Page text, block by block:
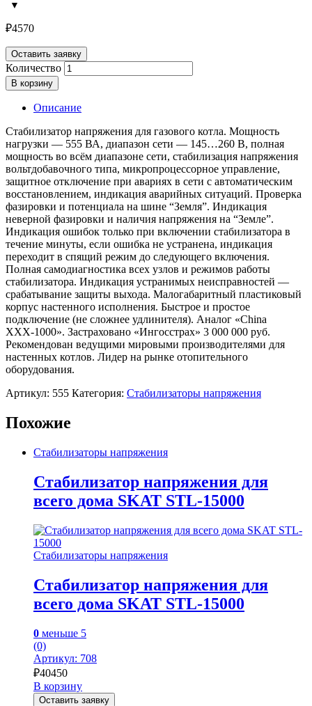
₽4570
Оставить заявку
Количество
В корзину
Описание
Стабилизатор напряжения для газового котла. Мощность
нагрузки — 555 ВА, диапазон сети — 145…260 В, полная
мощность во всём диапазоне сети, стабилизация напряжения
вольтдобавочного типа, микропроцессорное управление,
защитное отключение при авариях в сети с автоматическим
восстановлением, индикация аварийных ситуаций. Проверка
фазировки и потенциала на шине “Земля”. Индикация
неверной фазировки и наличия напряжения на “Земле”.
Индикация ошибок только при включении стабилизатора в
течение минуты, если ошибка не устранена, индикация
переходит в спящий режим до следующего включения.
Полная самодиагностика всех узлов и режимов работы
стабилизатора. Индикация устранимых неисправностей —
срабатывание защиты выхода. Малогабаритный пластиковый
корпус настенного исполнения. Быстрое и простое
подключение (не сложнее удлинителя). Аналог «China
ХХХ-1000». Застраховано «Ингосстрах» 3 000 000 руб.
Рекомендован ведущими мировыми производителями для
настенных котлов. Лидер на рынке отопительного
оборудования.
Артикул: 555 Категория: Стабилизаторы напряжения
Похожие
Стабилизаторы напряжения
Стабилизатор напряжения для
всего дома SKAT STL-15000
Стабилизаторы напряжения
Стабилизатор напряжения для
всего дома SKAT STL-15000
0 меньше 5
(0)
Артикул: 708
₽40450
В корзину
Оставить заявку